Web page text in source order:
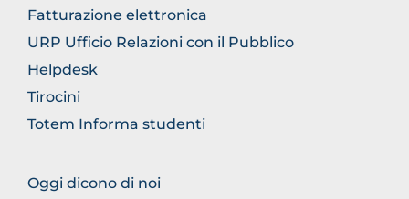
Fatturazione elettronica
URP Ufficio Relazioni con il Pubblico
Helpdesk
Tirocini
Totem Informa studenti
BROWSE
Oggi dicono di noi